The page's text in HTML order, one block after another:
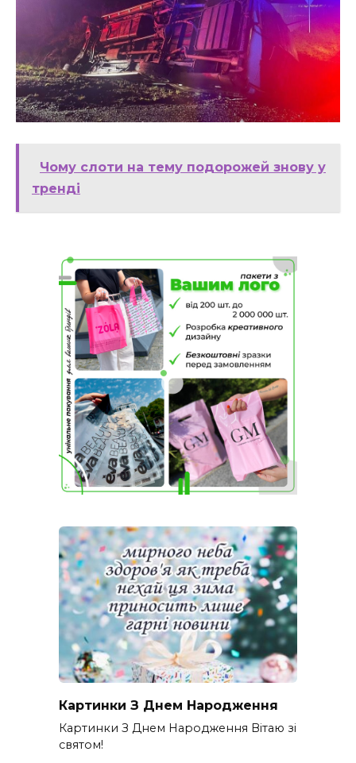
Чому слоти на тему подорожей знову у
тренді
Картинки З Днем Народження
Картинки З Днем Народження Вітаю зі
святом!